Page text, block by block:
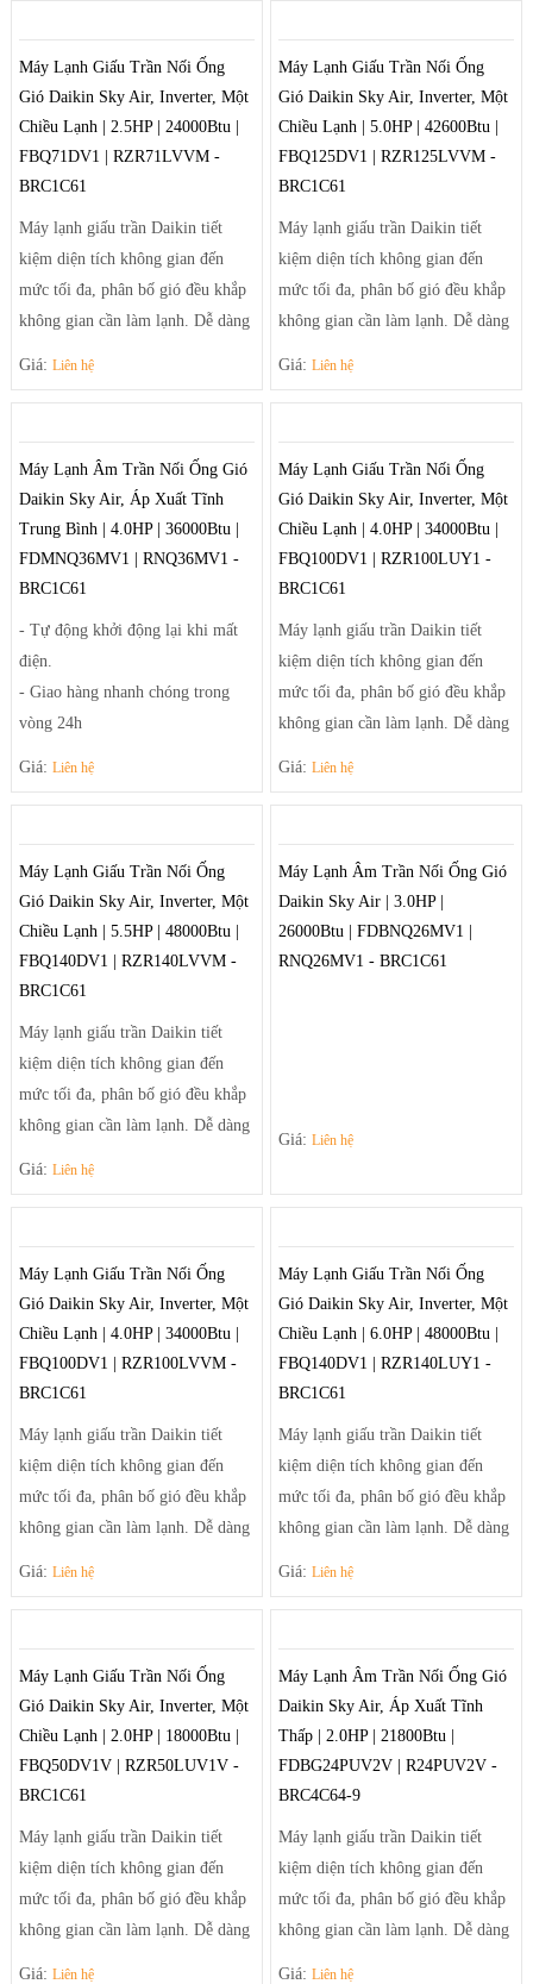
giúp điều tiết luồng gió ra khỏi
máy theo luồng tối ưu và trải rộng
để khí mát có thể đến tận những
góc phòng xa nhất.
hợp với các căn phòng nhỏ gọn và
vừa.
- Sưởi ấm và làm lạnh nhanh
chóng
Máy Lạnh Giấu Trần Nối Ống
Gió Daikin Sky Air, Inverter, Một
Chiều Lạnh | 2.5HP | 24000Btu |
FBQ71DV1 | RZR71LVVM -
BRC1C61
Máy lạnh giấu trần Daikin tiết
kiệm diện tích không gian đến
mức tối đa, phân bố gió đều khắp
không gian cần làm lạnh. Dễ dàng
giúp điều tiết luồng gió ra khỏi
máy theo luồng tối ưu và trải rộng
để khí mát có thể đến tận những
góc phòng xa nhất.
Giá:Liên hệ
Máy Lạnh Giấu Trần Nối Ống
Gió Daikin Sky Air, Inverter, Một
Chiều Lạnh | 5.0HP | 42600Btu |
FBQ125DV1 | RZR125LVVM -
BRC1C61
Máy lạnh giấu trần Daikin tiết
kiệm diện tích không gian đến
mức tối đa, phân bố gió đều khắp
không gian cần làm lạnh. Dễ dàng
giúp điều tiết luồng gió ra khỏi
máy theo luồng tối ưu và trải rộng
để khí mát có thể đến tận những
góc phòng xa nhất.
Giá: Liên hệ
Máy Lạnh Âm Trần Nối Ống Gió
Daikin Sky Air, Áp Xuất Tĩnh
Trung Bình | 4.0HP | 36000Btu |
FDMNQ36MV1 | RNQ36MV1 -
BRC1C61
- Tự động khởi động lại khi mất
điện.
- Giao hàng nhanh chóng trong
vòng 24h
hợp với các căn phòng nhỏ gọn và
vừa.
- Sưởi ấm và làm lạnh nhanh
chóng
Giá:Liên hệ
Máy Lạnh Giấu Trần Nối Ống
Gió Daikin Sky Air, Inverter, Một
Chiều Lạnh | 4.0HP | 34000Btu |
FBQ100DV1 | RZR100LUY1 -
BRC1C61
Máy lạnh giấu trần Daikin tiết
kiệm diện tích không gian đến
mức tối đa, phân bố gió đều khắp
không gian cần làm lạnh. Dễ dàng
giúp điều tiết luồng gió ra khỏi
máy theo luồng tối ưu và trải rộng
để khí mát có thể đến tận những
góc phòng xa nhất.
Giá: Liên hệ
Máy Lạnh Giấu Trần Nối Ống
Gió Daikin Sky Air, Inverter, Một
Chiều Lạnh | 5.5HP | 48000Btu |
FBQ140DV1 | RZR140LVVM -
BRC1C61
Máy lạnh giấu trần Daikin tiết
kiệm diện tích không gian đến
mức tối đa, phân bố gió đều khắp
không gian cần làm lạnh. Dễ dàng
giúp điều tiết luồng gió ra khỏi
máy theo luồng tối ưu và trải rộng
để khí mát có thể đến tận những
góc phòng xa nhất.
Giá:Liên hệ
Máy Lạnh Âm Trần Nối Ống Gió
Daikin Sky Air | 3.0HP |
26000Btu | FDBNQ26MV1 |
RNQ26MV1 - BRC1C61
Giá: Liên hệ
Máy Lạnh Giấu Trần Nối Ống
Gió Daikin Sky Air, Inverter, Một
Chiều Lạnh | 4.0HP | 34000Btu |
FBQ100DV1 | RZR100LVVM -
BRC1C61
Máy lạnh giấu trần Daikin tiết
kiệm diện tích không gian đến
mức tối đa, phân bố gió đều khắp
không gian cần làm lạnh. Dễ dàng
giúp điều tiết luồng gió ra khỏi
máy theo luồng tối ưu và trải rộng
để khí mát có thể đến tận những
góc phòng xa nhất.
Giá:Liên hệ
Máy Lạnh Giấu Trần Nối Ống
Gió Daikin Sky Air, Inverter, Một
Chiều Lạnh | 6.0HP | 48000Btu |
FBQ140DV1 | RZR140LUY1 -
BRC1C61
Máy lạnh giấu trần Daikin tiết
kiệm diện tích không gian đến
mức tối đa, phân bố gió đều khắp
không gian cần làm lạnh. Dễ dàng
giúp điều tiết luồng gió ra khỏi
máy theo luồng tối ưu và trải rộng
để khí mát có thể đến tận những
góc phòng xa nhất.
Giá: Liên hệ
Máy Lạnh Giấu Trần Nối Ống
Gió Daikin Sky Air, Inverter, Một
Chiều Lạnh | 2.0HP | 18000Btu |
FBQ50DV1V | RZR50LUV1V -
BRC1C61
Máy lạnh giấu trần Daikin tiết
kiệm diện tích không gian đến
mức tối đa, phân bố gió đều khắp
không gian cần làm lạnh. Dễ dàng
Giá:Liên hệ
Máy Lạnh Âm Trần Nối Ống Gió
Daikin Sky Air, Áp Xuất Tĩnh
Thấp | 2.0HP | 21800Btu |
FDBG24PUV2V | R24PUV2V -
BRC4C64-9
Máy lạnh giấu trần Daikin tiết
kiệm diện tích không gian đến
mức tối đa, phân bố gió đều khắp
không gian cần làm lạnh. Dễ dàng
Giá: Liên hệ